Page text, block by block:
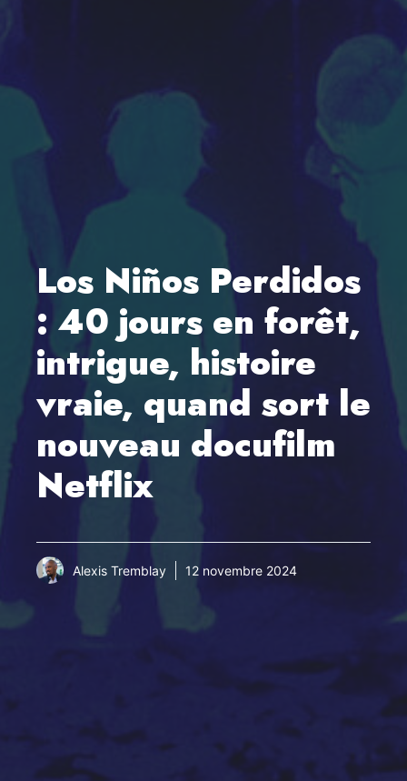
Los Niños Perdidos
: 40 jours en forêt,
intrigue, histoire
vraie, quand sort le
nouveau docufilm
Netflix
Alexis Tremblay 12 novembre 2024